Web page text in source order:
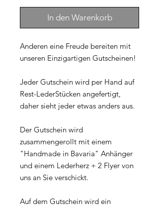
In den Warenkorb
Anderen eine Freude bereiten mit
unseren Einzigartigen Gutscheinen!
Jeder Gutschein wird per Hand auf
Rest-LederStücken angefertigt,
daher sieht jeder etwas anders aus.
Der Gutschein wird
zusammengerollt mit einem
"Handmade in Bavaria" Anhänger
und einem Lederherz + 2 Flyer von
uns an Sie verschickt.
Auf dem Gutschein wird ein